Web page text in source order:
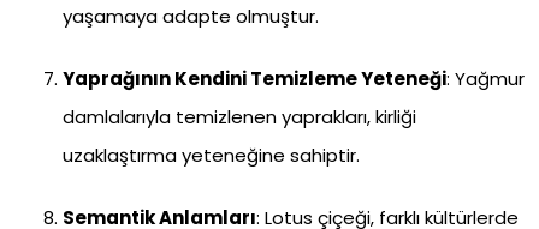
yaşamaya adapte olmuştur.
Yaprağının Kendini Temizleme Yeteneği: Yağmur
damlalarıyla temizlenen yaprakları, kirliği
uzaklaştırma yeteneğine sahiptir.
Semantik Anlamları: Lotus çiçeği, farklı kültürlerde